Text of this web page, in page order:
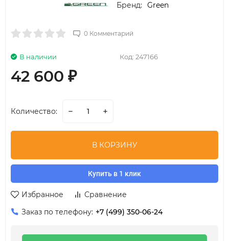
Бренд: Green
0 Комментарий
Код: 247166
В наличии
42 600 ₽
Количество:
В КОРЗИНУ
Купить в 1 клик
Избранное
Сравнение
Заказ по телефону: +7 (499) 350-06-24